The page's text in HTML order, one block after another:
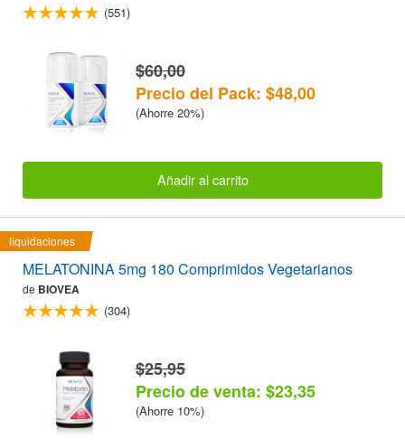
(551)
$60,00
Precio del Pack: $48,00
(Ahorre 20%)
Añadir al carrito
liquidaciones
MELATONINA 5mg 180 Comprimidos Vegetarianos
de BIOVEA
(304)
$25,95
Precio de venta: $23,35
(Ahorre 10%)